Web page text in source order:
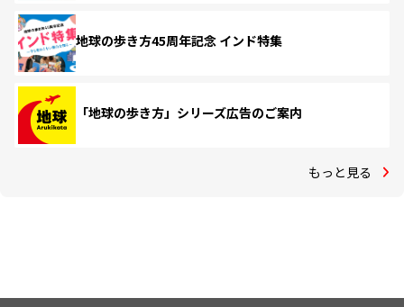
地球の歩き方45周年記念 インド特集
「地球の歩き方」シリーズ広告のご案内
もっと見る